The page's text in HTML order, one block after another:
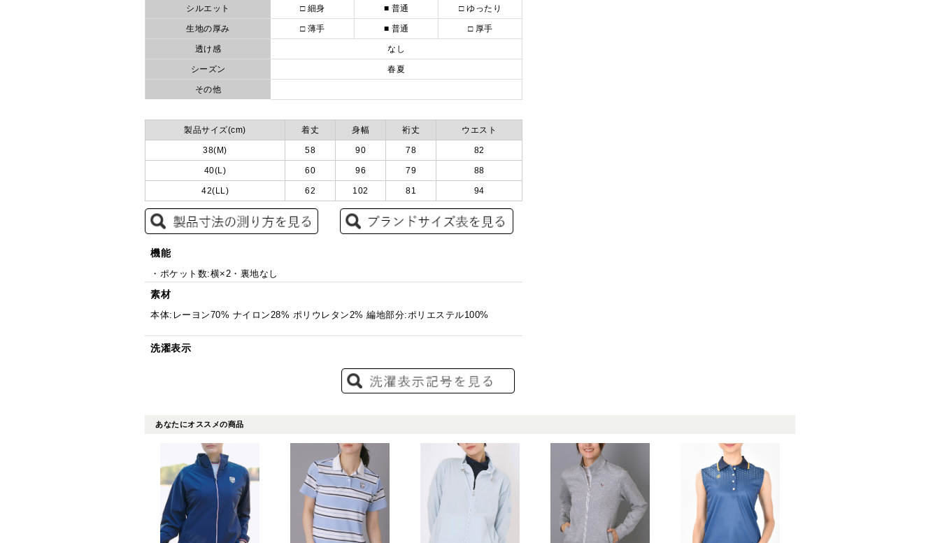
シルエット □ 細身 ■ 普通 □ ゆったり
生地の厚み □ 薄手 ■ 普通 □ 厚手
透け感 なし
シーズン 春夏
その他
製品サイズ(cm) 着丈 身幅 裄丈 ウエスト
38(M) 58 90 78 82
40(L) 60 96 79 88
42(LL) 62 102 81 94
機能
・ポケット数:横×2・裏地なし
素材
本体:レーヨン70% ナイロン28% ポリウレタン2% 編地部分:ポリエステル100%
洗濯表示
あなたにオススメの商品